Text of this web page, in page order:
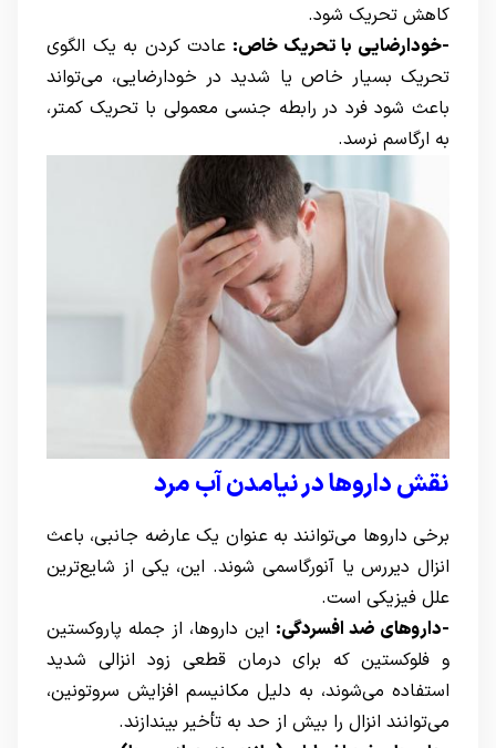
کاهش تحریک شود.
-خودارضایی با تحریک خاص: عادت کردن به یک الگوی
تحریک بسیار خاص یا شدید در خودارضایی، می‌تواند
باعث شود فرد در رابطه جنسی معمولی با تحریک کمتر،
به ارگاسم نرسد.
نقش داروها در نیامدن آب مرد
برخی داروها می‌توانند به عنوان یک عارضه جانبی، باعث
انزال دیررس یا آنورگاسمی شوند. این، یکی از شایع‌ترین
علل فیزیکی است.
-داروهای ضد افسردگی: این داروها، از جمله پاروکستین
و فلوکستین که برای درمان قطعی زود انزالی شدید
استفاده می‌شوند، به دلیل مکانیسم افزایش سروتونین،
می‌توانند انزال را بیش از حد به تأخیر بیندازند.